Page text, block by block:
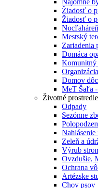
Nájomné
Žiadosť o
Žiadosť o
Mestský
Zariadenia
Domáca
Komunitný
Domov
MeT Šaľa -
Životné prostredie
Odpady
Sezónne
Zeleň a
Výrub
Ovzdušie,
Ochrana
Artézske
Chov psov